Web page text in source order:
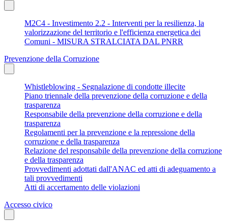
M2C4 - Investimento 2.2 - Interventi per la resilienza, la
valorizzazione del territorio e l'efficienza energetica dei
Comuni - MISURA STRALCIATA DAL PNRR
Prevenzione della Corruzione
Whistleblowing - Segnalazione di condotte illecite
Piano triennale della prevenzione della corruzione e della
trasparenza
Responsabile della prevenzione della corruzione e della
trasparenza
Regolamenti per la prevenzione e la repressione della
corruzione e della trasparenza
Relazione del responsabile della prevenzione della corruzione
e della trasparenza
Provvedimenti adottati dall'ANAC ed atti di adeguamento a
tali provvedimenti
Atti di accertamento delle violazioni
Accesso civico